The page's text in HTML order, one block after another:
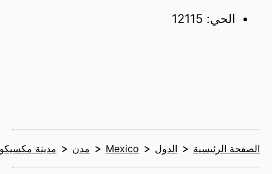
الحي: 12115
الصفحة الرئيسية الدول Mexico مدن مدينة مكسيكو